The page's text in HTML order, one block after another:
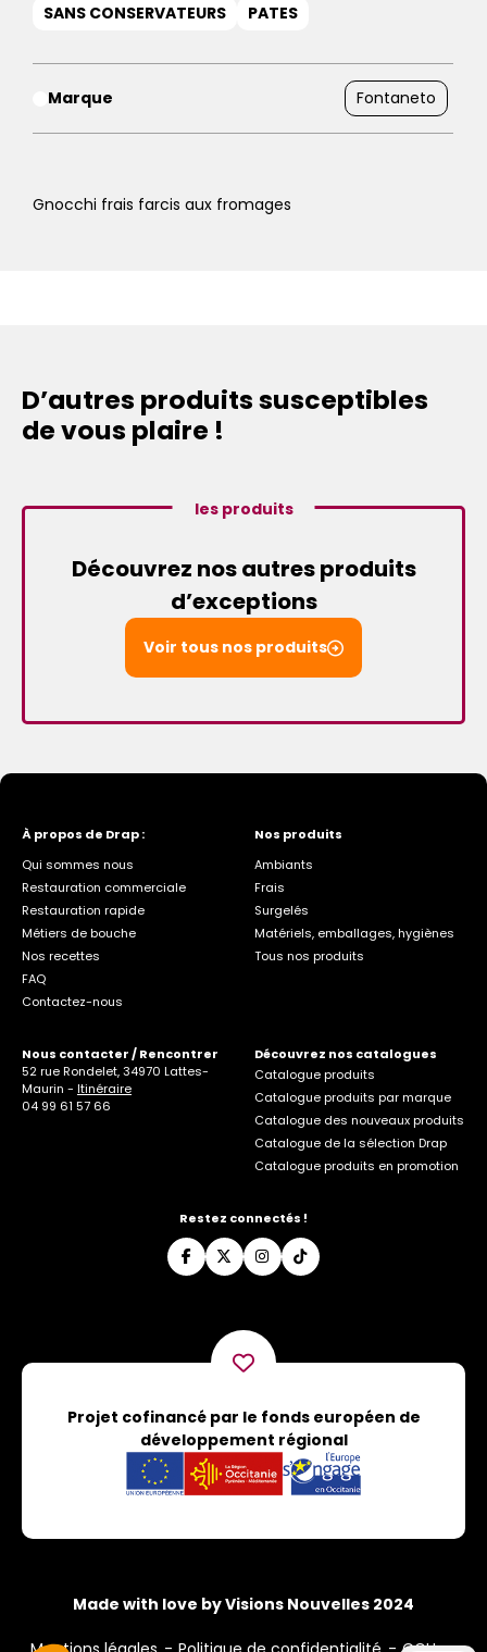
SANS CONSERVATEURS
PATES
Marque Fontaneto
Gnocchi frais farcis aux fromages
D’autres produits susceptibles
de vous plaire !
les produits
Découvrez nos autres produits
d’exceptions
Voir tous nos produits
À propos de Drap :
Qui sommes nous
Restauration commerciale
Restauration rapide
Métiers de bouche
Nos recettes
FAQ
Contactez-nous
Nos produits
Ambiants
Frais
Surgelés
Matériels, emballages, hygiènes
Tous nos produits
Nous contacter / Rencontrer
52 rue Rondelet, 34970 Lattes-
Maurin - Itinéraire
04 99 61 57 66
Découvrez nos catalogues
Catalogue produits
Catalogue produits par marque
Catalogue des nouveaux produits
Catalogue de la sélection Drap
Catalogue produits en promotion
Restez connectés !
Projet cofinancé par le fonds européen de
développement régional
Made with love by Visions Nouvelles 2024